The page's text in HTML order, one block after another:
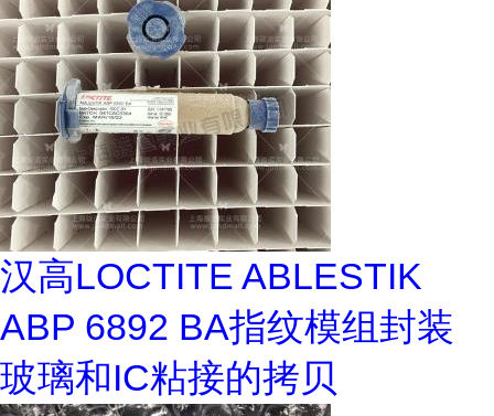
汉高LOCTITE ABLESTIK
ABP 6892 BA指纹模组封装
玻璃和IC粘接的拷贝